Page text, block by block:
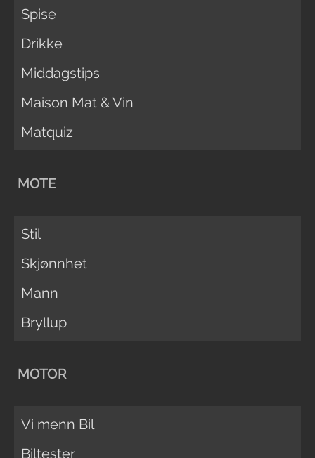
Spise
Drikke
Middagstips
Maison Mat & Vin
Matquiz
MOTE
Stil
Skjønnhet
Mann
Bryllup
MOTOR
Vi menn Bil
Biltester